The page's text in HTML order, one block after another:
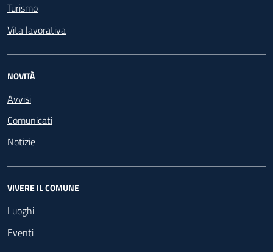
Turismo
Vita lavorativa
NOVITÀ
Avvisi
Comunicati
Notizie
VIVERE IL COMUNE
Luoghi
Eventi